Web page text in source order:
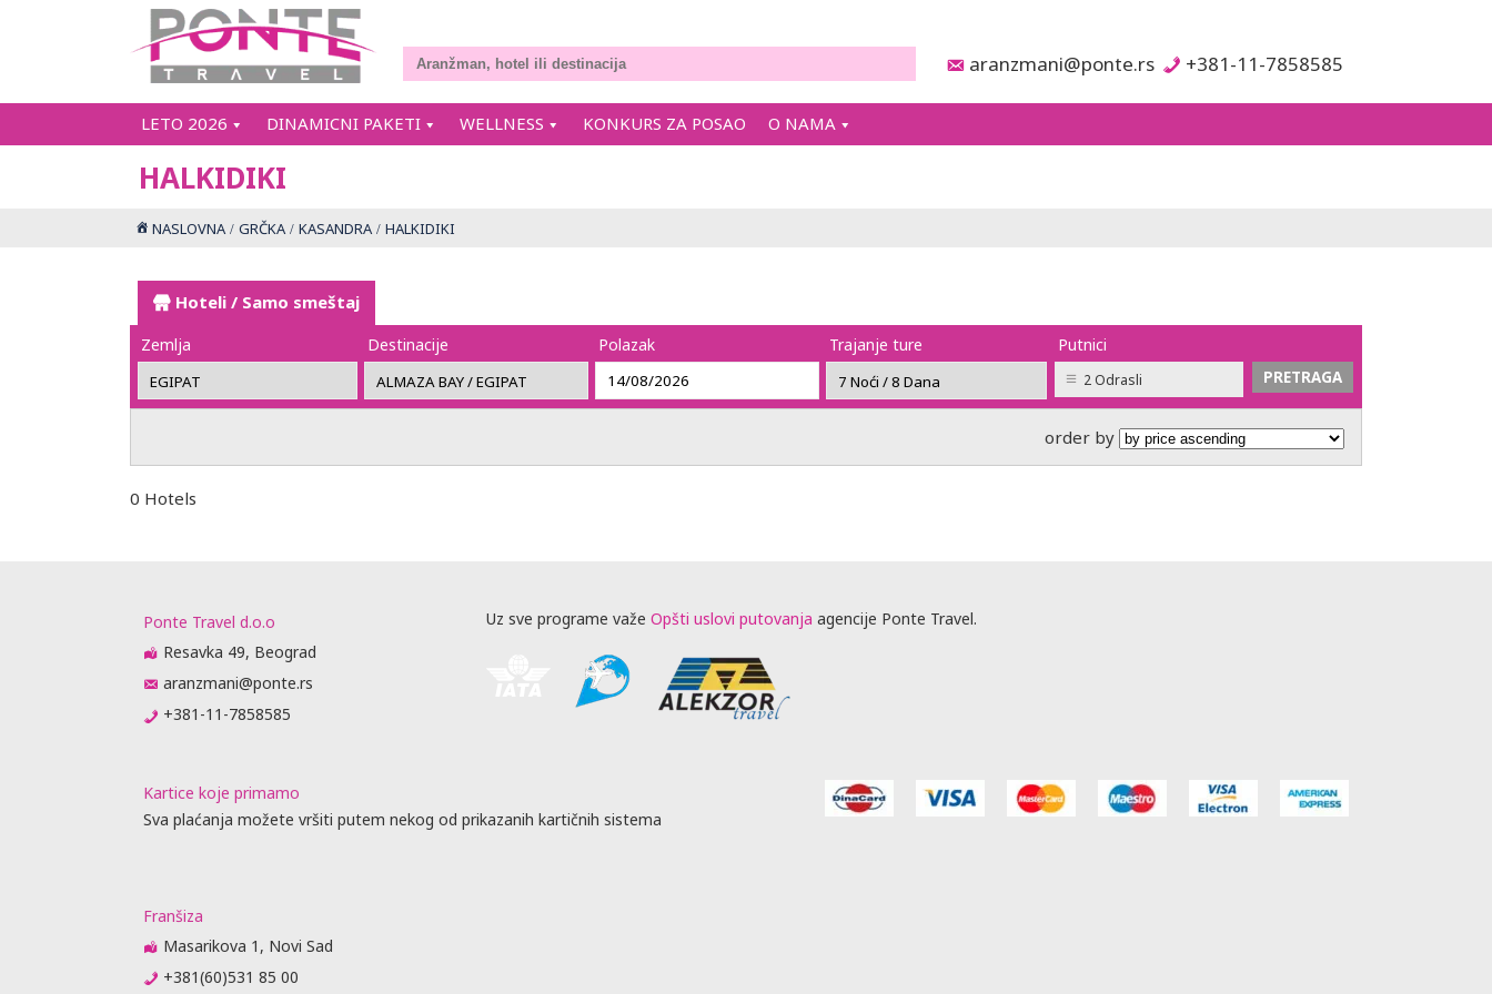
aranzmani@ponte.rs +381-11-7858585
LETO 2026 DINAMICNI PAKETI WELLNESS KONKURS ZA POSAO O NAMA
HALKIDIKI
NASLOVNA GRČKA KASANDRA HALKIDIKI
Hoteli / Samo smeštaj
Zemlja Destinacije Polazak Trajanje ture Putnici
2 Odrasli
order by
0 Hotels
Ponte Travel d.o.o
Resavka 49, Beograd
aranzmani@ponte.rs
+381-11-7858585
Uz sve programe važe Opšti uslovi putovanja agencije Ponte Travel.
Kartice koje primamo
Sva plaćanja možete vršiti putem nekog od prikazanih kartičnih sistema
Franšiza
Masarikova 1, Novi Sad
+381(60)531 85 00